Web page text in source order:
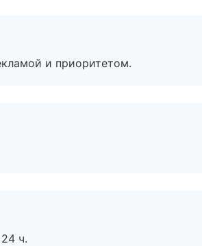
и приоритетом.
ч.